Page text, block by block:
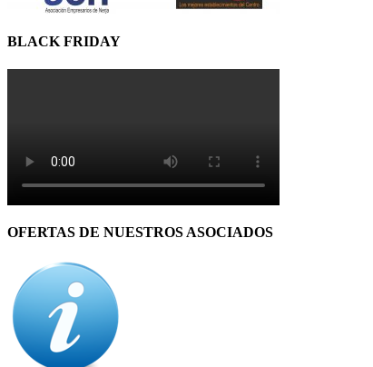
BLACK FRIDAY
OFERTAS DE NUESTROS ASOCIADOS